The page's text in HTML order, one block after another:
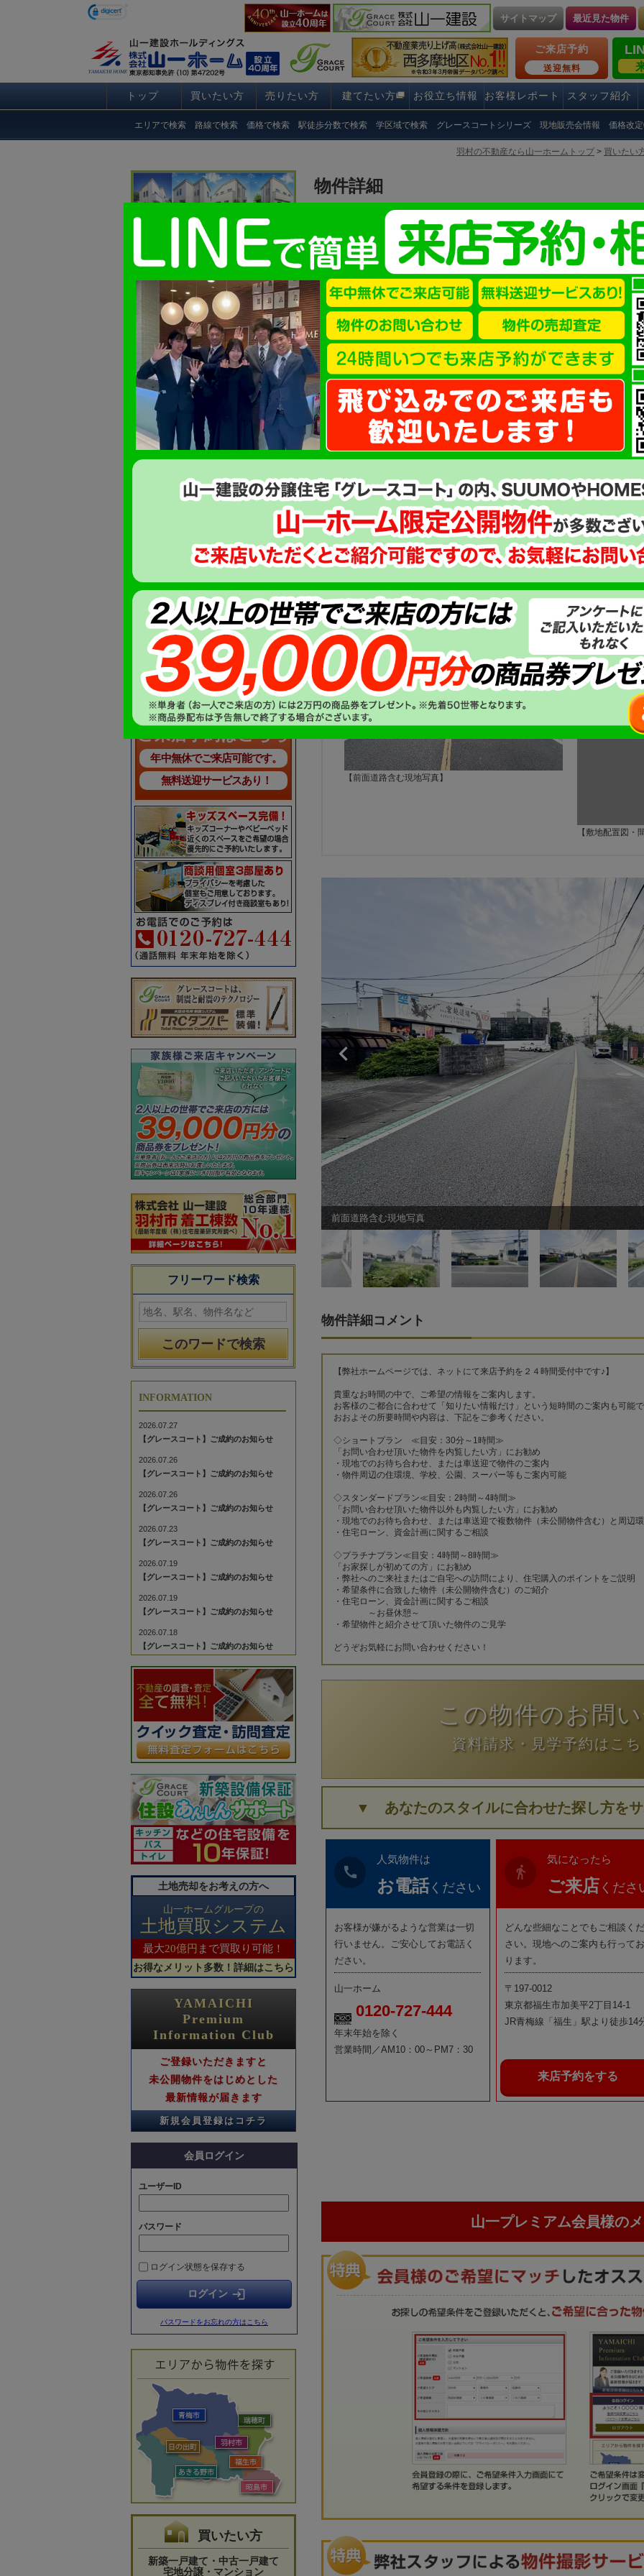
サイトマップ 最近見た物件
ご来店予約
送迎無料
トップ 買いたい方 売りたい方 建てたい方 お役立ち情報 お客様レポート スタッフ紹介
エリアで検索 路線で検索 価格で検索 駅徒歩分数で検索 学区域で検索 グレースコートシリーズ 現地販売会情報 価格改
羽村の不動産なら山一ホームトップ > 買いたい
山一ホーム
ご来店予約はこちら
年中無休でご来店可能です。
無料送迎サービスあり！
フリーワード検索
INFORMATION
2026.07.27
【グレースコート】ご成約のお知らせ
2026.07.26
【グレースコート】ご成約のお知らせ
2026.07.26
【グレースコート】ご成約のお知らせ
2026.07.23
【グレースコート】ご成約のお知らせ
2026.07.19
【グレースコート】ご成約のお知らせ
2026.07.19
【グレースコート】ご成約のお知らせ
2026.07.18
【グレースコート】ご成約のお知らせ
2026.07.18
【グレースコート】ご成約のお知らせ
2026.07.04
【グレースコート】ご成約のお知らせ
2026.06.29
【グレースコート】ご成約のお知らせ
【グレースコート】ご成約のお知らせ
2026.06.27
【グレースコート】ご成約のお知らせ
2026.06.27
【グレースコート】ご成約のお知らせ
2026.06.22
【グレースコート】ご成約のお知らせ
2026.06.20
【グレースコート】ご成約のお知らせ
2026.06.15
【グレースコート】ご成約のお知らせ
2026.06.08
【グレースコート】ご成約のお知らせ
【グレースコート】ご成約のお知らせ
【グレースコート】ご成約のお知らせ
2026.05.31
【グレースコート】ご成約のお知らせ
2026.05.31
【グレースコート】ご成約のお知らせ
2026.05.24
【グレースコート】ご成約のお知らせ
【グレースコート】ご成約のお知らせ
2026.05.24
【グレースコート】ご成約のお知らせ
【グレースコート】ご成約のお知らせ
2026.05.17
【グレースコート】ご成約のお知らせ
【グレースコート】ご成約のお知らせ
2026.05.17
【グレースコート】ご成約のお知らせ
土地売却をお考えの方へ
山一ホームグループの
土地買取システム
最大20億円 まで買取り可能！
お得なメリット多数！詳細はこちら
YAMAICHI
Premium
Information Club
ご登録いただきますと
未公開物件をはじめとした
最新情報が届きます
新規会員登録はコチラ
会員ログイン
ユーザーID
パスワード
ログイン状態を保存する
login
パスワードをお忘れの方はこちら
買いたい方
新築一戸建て・中古一戸建て
宅地分譲・マンション
物件詳細
土地 お問い合わせ TEL0120-727-444
みどり豊かな住宅地に陽当り良好で広々とした98坪超
売地 青梅市藤橋２丁目
3,400万円
土地面積 325.00㎡（98.3坪） 地目 宅地
東京都青梅市藤橋２丁目132ｰ2 地図で見る room
学区 今井小学校、第三中学校
交通 ＪＲ青梅線「小作」駅 バス9分「藤橋」停
コメント
青梅市藤橋２丁目 建築条件なしの売地（
ウスメーカーで建築可能）
【前面道路含む現地写真】
【敷地配置図・
前面道路含む現地写真
物件詳細コメント
【弊社ホームページでは、ネットにて来店予約を２４時間受付中です♪】
貴重なお時間の中で、ご希望の情報をご案内します。
お客様のご都合に合わせて「知りたい情報だけ」という短時間のご案内も可能
おおよその所要時間や内容は、下記をご参考ください。
◇ショートプラン ≪目安：30分～1時間≫
「お問い合わせ頂いた物件を内覧したい方」にお勧め
・現地でのお待ち合わせ、または車送迎で物件のご案内
・物件周辺の住環境、学校、公園、スーパー等もご案内可能
◇スタンダードプラン≪目安：2時間～4時間≫
「お問い合わせ頂いた物件以外も内覧したい方」にお勧め
・現地でのお待ち合わせ、または車送迎で複数物件（未公開物件含む）と周辺
・住宅ローン、資金計画に関するご相談
◇プラチナプラン≪目安：4時間～8時間≫
「お家探しが初めての方」にお勧め
・弊社へのご来社またはご自宅への訪問により、住宅購入のポイントをご説明
・希望条件に合致した物件（未公開物件含む）のご紹介
・住宅ローン、資金計画に関するご相談
～お昼休憩～
・希望物件と紹介させて頂いた物件のご見学
どうぞお気軽にお問い合わせください！
この物件のお問
資料請求・見学予約はこ
▼ あなたのスタイルに合わせた探し方を
call
人気物件は
お電話ください
お客様が嫌がるような営業は一切
行いません。ご安心してお電話く
ださい。
山一ホーム
0120-727-444
年末年始を除く
営業時間／AM10：00～PM7：30
directions_walk
気になったら
ご来店 くださ
どんな些細なことでもご相談く
さい。現地へのご案内も行って
ります。
〒197-0012
東京都福生市加美平2丁目14-1
JR青梅線「福生」駅より徒歩14
来店予約をする
山一プレミアム会員様の